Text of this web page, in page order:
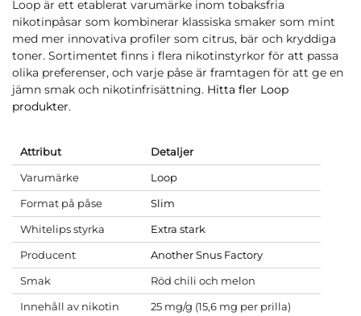
Loop är ett etablerat varumärke inom tobaksfria
nikotinpåsar som kombinerar klassiska smaker som mint
med mer innovativa profiler som citrus, bär och kryddiga
toner. Sortimentet finns i flera nikotinstyrkor för att passa
olika preferenser, och varje påse är framtagen för att ge en
jämn smak och nikotinfrisättning. Hitta fler Loop
produkter.
Attribut
Detaljer
Varumärke
Loop
Format på påse
Slim
Whitelips styrka
Extra stark
Producent
Another Snus Factory
Smak
Röd chili och melon
Innehåll av nikotin
25 mg/g (15,6 mg per prilla)